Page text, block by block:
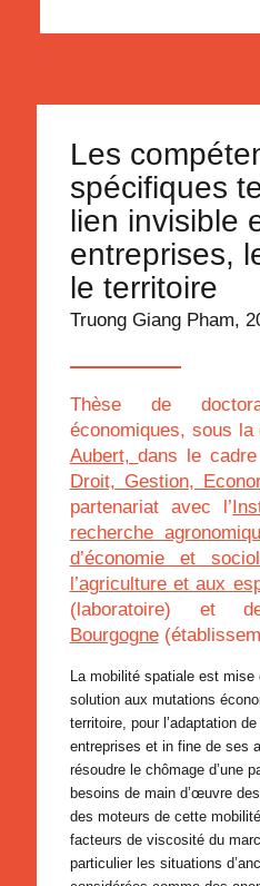
Les
spécifiques
lien invisible
entreprises,
le territoire
Truong Giang Pham,
Thèse de
économiques, sous la
Aubert,dans le
Droit, Gestion,
partenariat avec l’
recherche
d’économie et
l’agriculture et aux
(laboratoire) et
Bourgogne
La mobilité spatiale est
solution aux mutations
territoire, pour l’adaptation
entreprises et in fine de ses
résoudre le chômage d’une
besoins de main d’œuvre
des moteurs de cette
facteurs de viscosité du
particulier les situations